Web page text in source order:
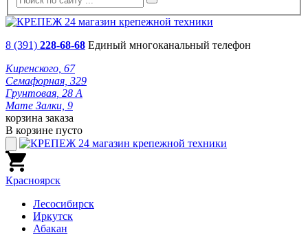
8 (391) 228-68-68 Единый многоканальный телефон
Киренского, 67
Семафорная, 329
Грунтовая, 28 А
Мате Залки, 9
корзина заказа
В корзине пусто
Красноярск
Лесосибирск
Иркутск
Абакан